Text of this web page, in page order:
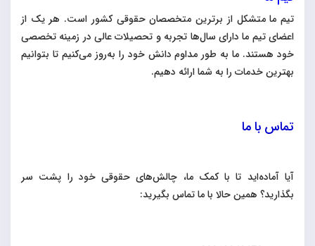
تیم ما متشکل از برترین متخصصان حقوقی کشور است. هر یک از
اعضای تیم ما دارای سال‌ها تجربه و تحصیلات عالی در زمینه تخصصی
خود هستند. ما به طور مداوم دانش خود را به‌روز می‌کنیم تا بتوانیم
بهترین خدمات را به شما ارائه دهیم.
تماس با ما
آیا آماده‌اید تا با کمک ما، چالش‌های حقوقی خود را پشت سر
بگذارید؟ همین حالا با ما تماس بگیرید: